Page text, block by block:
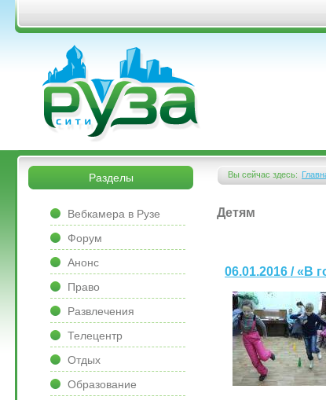
Перейти к основному содержанию
&bsps;
&bsps;
Вы сейчас здесь:
Вы здесь
Детям
06.01.2016 / «В
Разделы
Вебкамера в Рузе
Форум
Анонс
Право
Развлечения
Телецентр
Отдых
Образование